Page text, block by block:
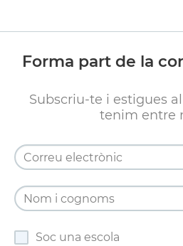
Forma part de la
Subscriu-te i estigues
tenim entre
Soc una escola